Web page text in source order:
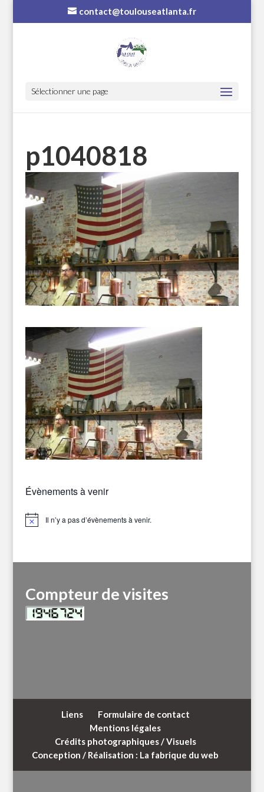
contact@toulouseatlanta.fr
Sélectionner une page
p1040818
Évènements à venir
Notice Il n’y a pas d’évènements à venir.
Compteur de visites
Liens
Formulaire de contact
Mentions légales
Crédits photographiques / Visuels
Conception / Réalisation : La fabrique du web